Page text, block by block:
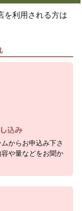
を利用される方は
からお申込み下さ
や量などをお聞か